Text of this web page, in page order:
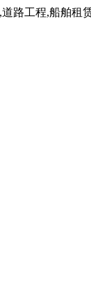
路工程,船舶租